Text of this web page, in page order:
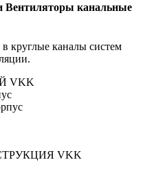
Вентиляторы канальные
круглые каналы систем
VKK
VKK